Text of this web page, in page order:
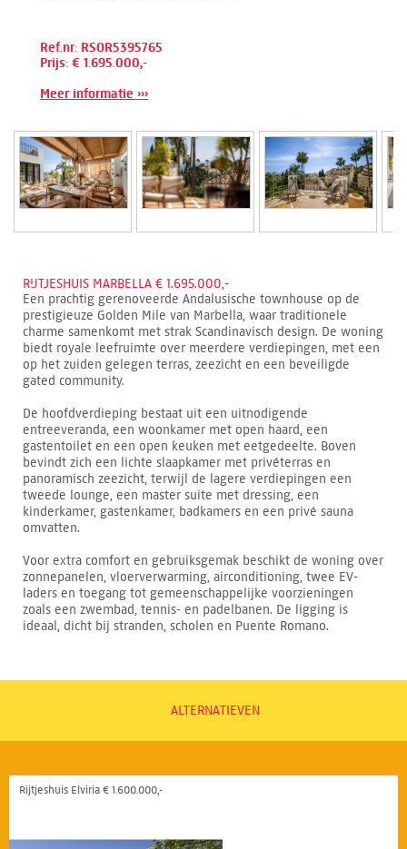
Ref.nr: RSOR5395765
Prijs: € 1.695.000,-
Meer informatie ›››
RIJTJESHUIS MARBELLA € 1.695.000,-
Een prachtig gerenoveerde Andalusische townhouse op de
prestigieuze Golden Mile van Marbella, waar traditionele
charme samenkomt met strak Scandinavisch design. De woning
biedt royale leefruimte over meerdere verdiepingen, met een
op het zuiden gelegen terras, zeezicht en een beveiligde
gated community.
De hoofdverdieping bestaat uit een uitnodigende
entreeveranda, een woonkamer met open haard, een
gastentoilet en een open keuken met eetgedeelte. Boven
bevindt zich een lichte slaapkamer met privéterras en
panoramisch zeezicht, terwijl de lagere verdiepingen een
tweede lounge, een master suite met dressing, een
kinderkamer, gastenkamer, badkamers en een privé sauna
omvatten.
Voor extra comfort en gebruiksgemak beschikt de woning over
zonnepanelen, vloerverwarming, airconditioning, twee EV-
laders en toegang tot gemeenschappelijke voorzieningen
zoals een zwembad, tennis- en padelbanen. De ligging is
ideaal, dicht bij stranden, scholen en Puente Romano.
ALTERNATIEVEN
Rijtjeshuis Elviria € 1.600.000,-